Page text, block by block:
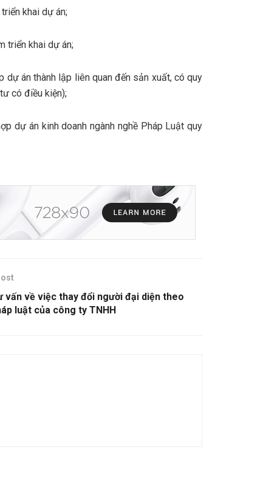
khai dự án;
triển khai dự án;
án thành lập liên quan đến sản xuất, có quy
có điều kiện);
dự án kinh doanh ngành nghề Pháp Luật quy
vấn về việc thay đổi người đại diện theo
luật của công ty TNHH